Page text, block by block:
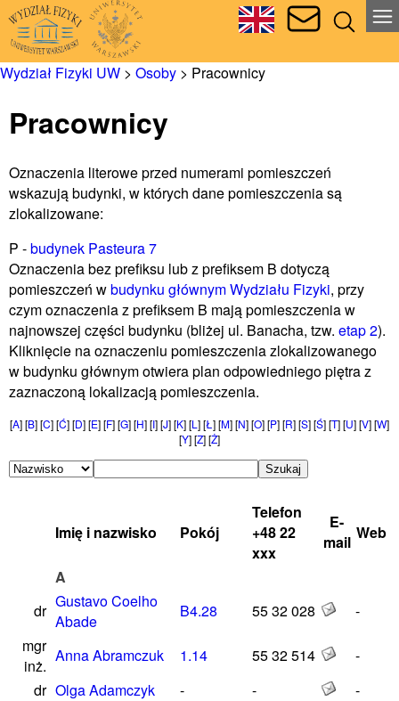
Wydział Fizyki UW > Osoby > Pracownicy
Pracownicy
Oznaczenia literowe przed numerami pomieszczeń
wskazują budynki, w których dane pomieszczenia są
zlokalizowane:
P -budynek Pasteura 7
Oznaczenia bez prefiksu lub z prefiksem B dotyczą
pomieszczeń wbudynku głównym Wydziału Fizyki, przy
czym oznaczenia z prefiksem B mają pomieszczenia w
najnowszej części budynku (bliżej ul. Banacha, tzw. etap 2).
Kliknięcie na oznaczeniu pomieszczenia zlokalizowanego
w budynku głównym otwiera plan odpowiedniego piętra z
zaznaczoną lokalizacją pomieszczenia.
[A] [B] [C] [Ć] [D] [E] [F] [G] [H] [I] [J] [K] [L ] [Ł ] [M] [N] [O] [P] [R] [S] [Ś] [T] [U] [V] [W]
[Y] [Z] [Ż]
Imię i nazwisko Pokój
Telefon
+48 22
xxx
E-
mail Web
A
dr Gustavo Coelho
Abade
B4.28 55 32 028
-
mgr
inż.
Anna Abramczuk 1.14 55 32 514
-
dr Olga Adamczyk - -
-